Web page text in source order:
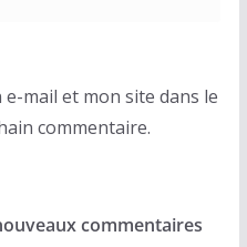
mail et mon site dans le
commentaire.
commentaires